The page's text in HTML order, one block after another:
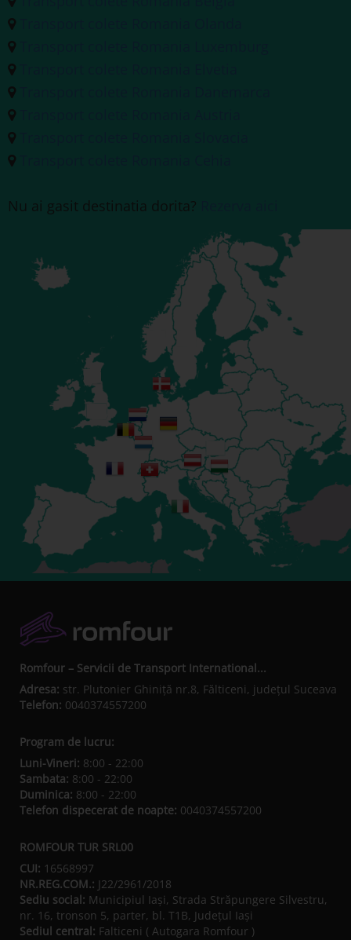
Nu ai gasit destinatia dorita?
Romfour – Servicii de Transport International...
Adresa: str. Plutonier Ghiniţă nr.8, Fălticeni, judeţul Suceava
Telefon: 0040374557200
Program de lucru:
Luni-Vineri: 8:00 - 22:00
Sambata: 8:00 - 22:00
Duminica: 8:00 - 22:00
Telefon dispecerat de noapte: 0040374557200
ROMFOUR TUR SRL00
CUI: 16568997
NR.REG.COM.: J22/2961/2018
Sediu social: Municipiul Iaşi, Strada Străpungere Silvestru,
nr. 16, tronson 5, parter, bl. T1B, Județul Iaşi
Sediul central: Falticeni ( Autogara Romfour )